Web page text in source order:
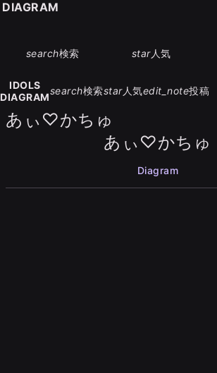
search検索 star人気
IDOLS
DIAGRAM
search検索star人気edit_note投稿
あぃ♡かちゅ
あぃ♡かちゅ
Diagram